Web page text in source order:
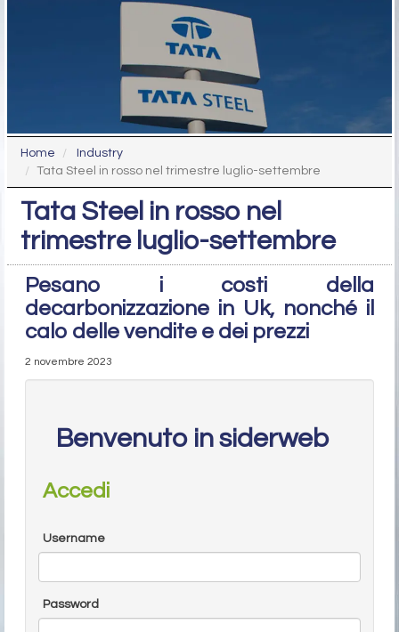
Home
Industry
Tata Steel in rosso nel trimestre luglio-settembre
Tata Steel in rosso nel
trimestre luglio-settembre
Pesano i costi della
decarbonizzazione in Uk, nonché il
calo delle vendite e dei prezzi
2 novembre 2023
Benvenuto in siderweb
Accedi
Username
Password